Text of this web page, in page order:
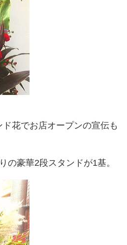
花でお店オープンの宣伝も
の豪華2段スタンドが1基。